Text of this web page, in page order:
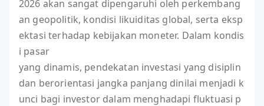
2026 akan sangat dipengaruhi oleh perkembang
an geopolitik, kondisi likuiditas global, serta eksp
ektasi terhadap kebijakan moneter. Dalam kondis
i pasar
yang dinamis, pendekatan investasi yang disiplin
dan berorientasi jangka panjang dinilai menjadi k
unci bagi investor dalam menghadapi fluktuasi p